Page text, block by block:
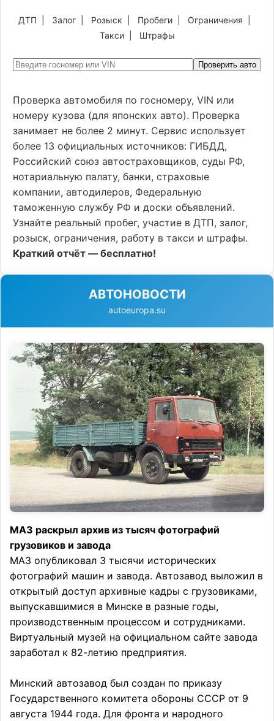
ДТП Залог Розыск Пробеги Ограничения
Такси| Штрафы
Проверить авто
Проверка автомобиля по госномеру, VIN или
номеру кузова (для японских авто). Проверка
занимает не более 2 минут. Сервис использует
более 13 официальных источников: ГИБДД,
Российский союз автостраховщиков, суды РФ,
нотариальную палату, банки, страховые
компании, автодилеров, Федеральную
таможенную службу РФ и доски объявлений.
Узнайте реальный пробег, участие в ДТП, залог,
розыск, ограничения, работу в такси и штрафы.
Краткий отчёт — бесплатно!
АВТОНОВОСТИ
autoeuropa.su
МАЗ раскрыл архив из тысяч фотографий
грузовиков и завода
МАЗ опубликовал 3 тысячи исторических
фотографий машин и завода. Автозавод выложил в
открытый доступ архивные кадры с грузовиками,
выпускавшимися в Минске в разные годы,
производственным процессом и сотрудниками.
Виртуальный музей на официальном сайте завода
заработал к 82-летию предприятия.
Минский автозавод был создан по приказу
Государственного комитета обороны СССР от 9
августа 1944 года. Для фронта и народного